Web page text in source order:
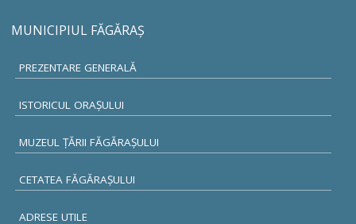
MUNICIPIUL FĂGĂRAŞ
PREZENTARE GENERALĂ
ISTORICUL ORAŞULUI
MUZEUL ŢĂRII FĂGĂRAŞULUI
CETATEA FĂGĂRAŞULUI
ADRESE UTILE